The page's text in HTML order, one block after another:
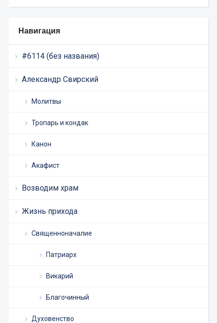
Навигация
#6114 (без названия)
Александр Свирский
Молитвы
Тропарь и кондак
Канон
Акафист
Возводим храм
Жизнь прихода
Священноначалие
Патриарх
Викарий
Благочинный
Духовенство